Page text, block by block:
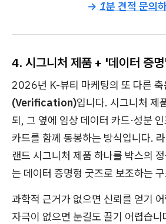
→ 1분 견적 문의
4. 시그니처 제품 + '데이터 증
2026년 K-뷰티 마케팅의 또 다른 축
(Verification)입니다. 시그니처 제
되, 그 옆에 임상 데이터 카드·성분
카드를 함께 동봉하는 방식입니다.
랜드 시그니처 제품 하나를 박스의
는 데이터 증명형 굿즈로 보조하는
과학적 근거가 없으면 신뢰를 얻기
자극이 없으면 눈길도 끌기 어렵습